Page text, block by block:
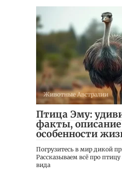
Животные Австралии
Птица Эму:
факты,
особенности
Погрузитесь в мир дикой
Рассказываем всё про
вида